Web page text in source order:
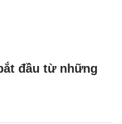
đầu từ những